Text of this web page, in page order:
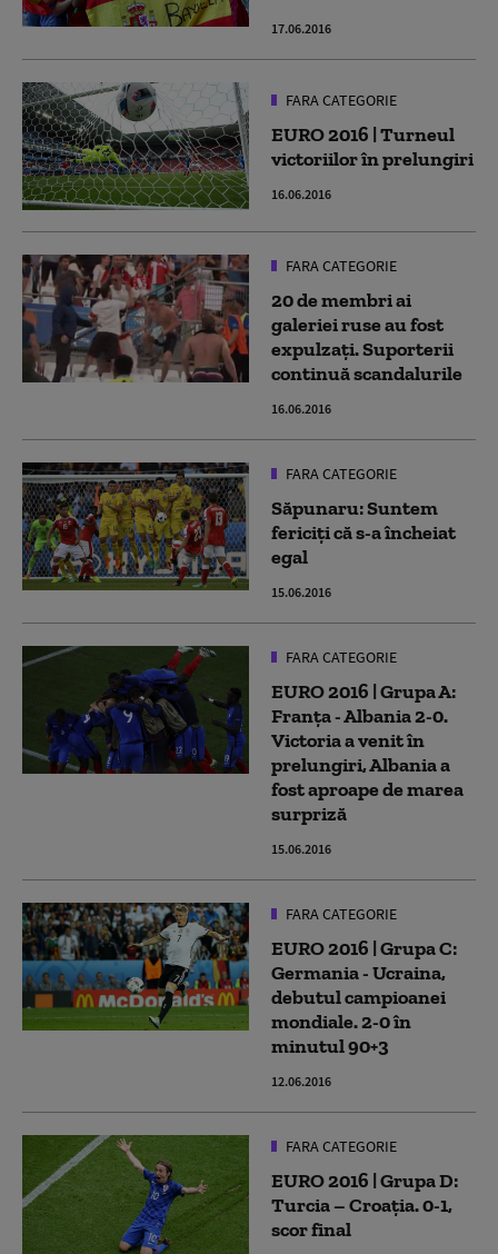
17.06.2016
FARA CATEGORIE
EURO 2016 | Turneul
victoriilor în prelungiri
16.06.2016
FARA CATEGORIE
20 de membri ai
galeriei ruse au fost
expulzaţi. Suporterii
continuă scandalurile
16.06.2016
FARA CATEGORIE
Săpunaru: Suntem
fericiţi că s-a încheiat
egal
15.06.2016
FARA CATEGORIE
EURO 2016 | Grupa A:
Franţa - Albania 2-0.
Victoria a venit în
prelungiri, Albania a
fost aproape de marea
surpriză
15.06.2016
FARA CATEGORIE
EURO 2016 | Grupa C:
Germania - Ucraina,
debutul campioanei
mondiale. 2-0 în
minutul 90+3
12.06.2016
FARA CATEGORIE
EURO 2016 | Grupa D:
Turcia – Croaţia. 0-1,
scor final